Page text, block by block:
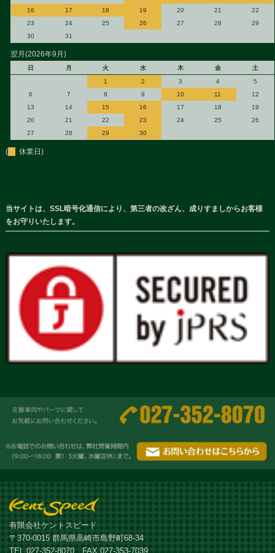
16
17 18 19 20 21
22
23
24 25 26 27 28
29
30
31
翌月(2026年9月)
日 月 火 水 木 金
土
1
2 3 4
5
6
7 8 9 10 11
12
13
14 15 16 17 18
19
20
21 22 23 24 25
26
27
28 29 30
( 休業日)
当サイトは、SSL暗号化通信により、第三者の改ざん、成りすましからお客様
をお守りいたします。
有限会社ケントスピード
〒370-0015 群馬県高崎市島野町68-34
TEL 027-352-8070 FAX 027-353-7039